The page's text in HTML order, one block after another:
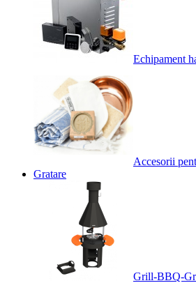
Echipament
Accesorii
Gratare
Grill-BBQ-